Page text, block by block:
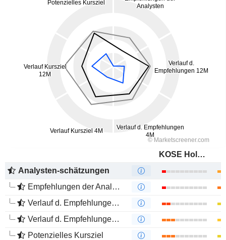
KOSE Holdings Corporation
Analysten-schätzungen
Empfehlungen der Analysten
Verlauf d. Empfehlungen 12M
Verlauf d. Empfehlungen 4M
Potenzielles Kursziel